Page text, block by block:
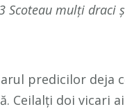
Scoteau mulţi draci
predicilor deja
Ceilalți doi vicari